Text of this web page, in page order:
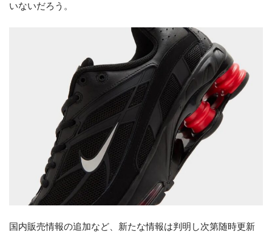
いないだろう。
国内販売情報の追加など、新たな情報は判明し次第随時更新